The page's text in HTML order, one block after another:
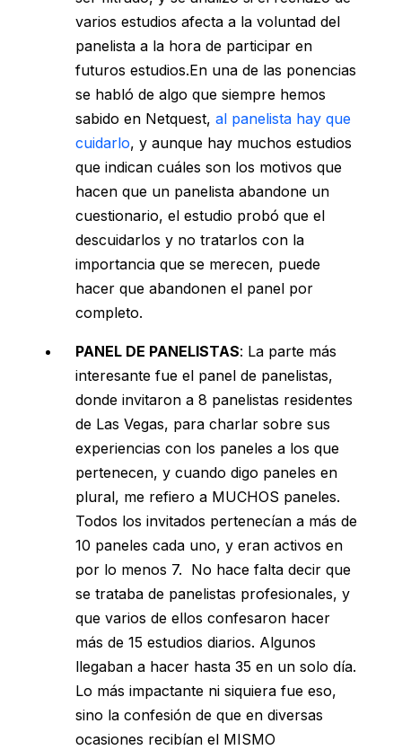
varios estudios afecta a la voluntad del
panelista a la hora de participar en
futuros estudios.En una de las ponencias
se habló de algo que siempre hemos
sabido en Netquest, al panelista hay que
cuidarlo, y aunque hay muchos estudios
que indican cuáles son los motivos que
hacen que un panelista abandone un
cuestionario, el estudio probó que el
descuidarlos y no tratarlos con la
importancia que se merecen, puede
hacer que abandonen el panel por
completo.
PANEL DE PANELISTAS: La parte más
interesante fue el panel de panelistas,
donde invitaron a 8 panelistas residentes
de Las Vegas, para charlar sobre sus
experiencias con los paneles a los que
pertenecen, y cuando digo paneles en
plural, me refiero a MUCHOS paneles.
Todos los invitados pertenecían a más de
10 paneles cada uno, y eran activos en
por lo menos 7. No hace falta decir que
se trataba de panelistas profesionales, y
que varios de ellos confesaron hacer
más de 15 estudios diarios. Algunos
llegaban a hacer hasta 35 en un solo día.
Lo más impactante ni siquiera fue eso,
sino la confesión de que en diversas
ocasiones recibían el MISMO